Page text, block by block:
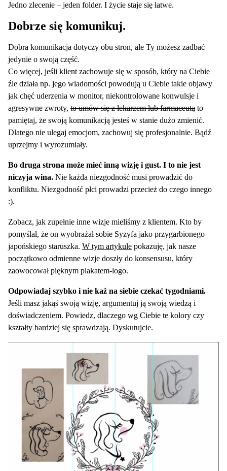
Jedno zlecenie – jeden folder. I życie staje się łatwe.
Dobrze się komunikuj.
Dobra komunikacja dotyczy obu stron, ale Ty możesz zadbać
jedynie o swoją część.
Co więcej, jeśli klient zachowuje się w sposób, który na Ciebie
źle działa np. jego wiadomości powodują u Ciebie takie objawy
jak chęć uderzenia w monitor, niekontrolowane konwulsje i
agresywne zwroty, to umów się z lekarzem lub farmaceutą to
pamiętaj, że swoją komunikacją jesteś w stanie dużo zmienić.
Dlatego nie ulegaj emocjom, zachowuj się profesjonalnie. Bądź
uprzejmy i wyrozumiały.
Bo druga strona może mieć inną wizję i gust. I to nie jest
niczyja wina. Nie każda niezgodność musi prowadzić do
konfliktu. Niezgodność płci prowadzi przecież do czego innego
:).
Zobacz, jak zupełnie inne wizje mieliśmy z klientem. Kto by
pomyślał, że on wyobrażał sobie Syzyfa jako przygarbionego
japońskiego staruszka. W tym artykule pokazuję, jak nasze
początkowo odmienne wizje doszły do konsensusu, który
zaowocował pięknym plakatem-logo.
Odpowiadaj szybko i nie każ na siebie czekać tygodniami.
Jeśli masz jakąś swoją wizję, argumentuj ją swoją wiedzą i
doświadczeniem. Powiedz, dlaczego wg Ciebie te kolory czy
kształty bardziej się sprawdzają. Dyskutujcie.